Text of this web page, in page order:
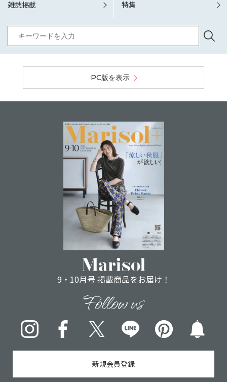
雑誌掲載 特集
PC版を表示
9・10月号 掲載商品をお届け！
Follow us
InstagramFacebookX LINE pinterest
新規会員登録